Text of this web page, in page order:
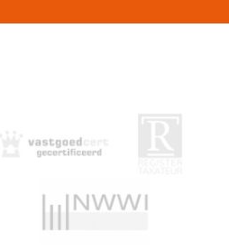
een bouwkundige keuring
onroerende zaak en heet het
mondelinge of per e-mail
hebben